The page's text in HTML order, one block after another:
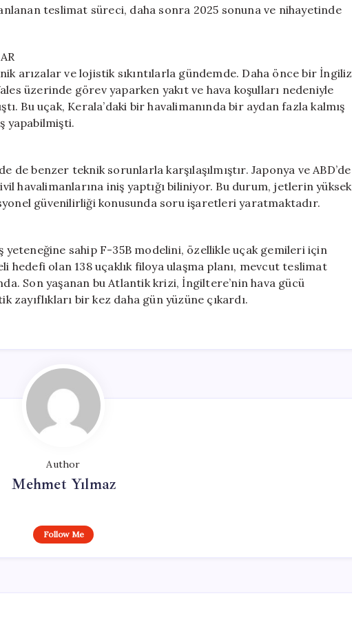
teslimat süreci, daha sonra 2025 sonuna ve nihayetinde
arızalar ve lojistik sıkıntılarla gündemde. Daha önce bir İngiliz
üzerinde görev yaparken yakıt ve hava koşulları nedeniyle
Bu uçak, Kerala’daki bir havalimanında bir aydan fazla kalmış
yapabilmişti.
benzer teknik sorunlarla karşılaşılmıştır. Japonya ve ABD’de
havalimanlarına iniş yaptığı biliniyor. Bu durum, jetlerin yüksek
güvenilirliği konusunda soru işaretleri yaratmaktadır.
yeteneğine sahip F-35B modelini, özellikle uçak gemileri için
hedefi olan 138 uçaklık filoya ulaşma planı, mevcut teslimat
Son yaşanan bu Atlantik krizi, İngiltere’nin hava gücü
bir kez daha gün yüzüne çıkardı.
Author
Mehmet Yılmaz
Follow Me